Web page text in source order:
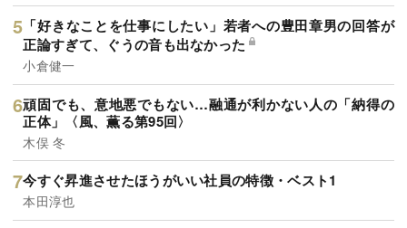
「好きなことを仕事にしたい」若者への豊田章男の回答が
正論すぎて、ぐうの音も出なかった
小倉健一
頑固でも、意地悪でもない…融通が利かない人の「納得の
正体」〈風、薫る第95回〉
木俣 冬
今すぐ昇進させたほうがいい社員の特徴・ベスト1
本田淳也